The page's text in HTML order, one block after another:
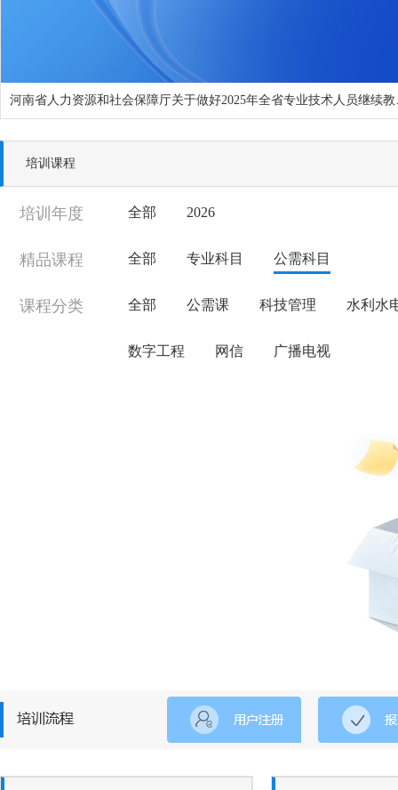
河南省人
培训课程
培训年度 全部 2026
精品课程 全部 专业科目 公需科目
课程分类 全部 公需课 科技管理 水利水
数字工程 网信 广播电视